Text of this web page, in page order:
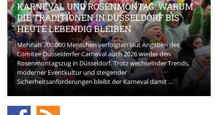
KARNEVAL UND ROSENMONTAG: WARUM
DIE TRADITIONEN IN DÜSSELDORF BIS
HEUTE LEBENDIG BLEIBEN
Mehr als 700.000 Menschen verfolgten laut Angaben des
Comitee Düsseldorfer Carneval auch 2026 wieder den
Rosenmontagszug in Düsseldorf. Trotz wechselnder Trends,
moderner Eventkultur und steigender
Sicherheitsanforderungen bleibt der Karneval damit ...